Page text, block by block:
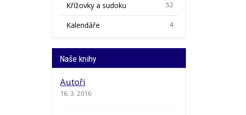
Křížovky a sudoku 52
Kalendáře 4
Naše knihy
Autoři
16. 3. 2016